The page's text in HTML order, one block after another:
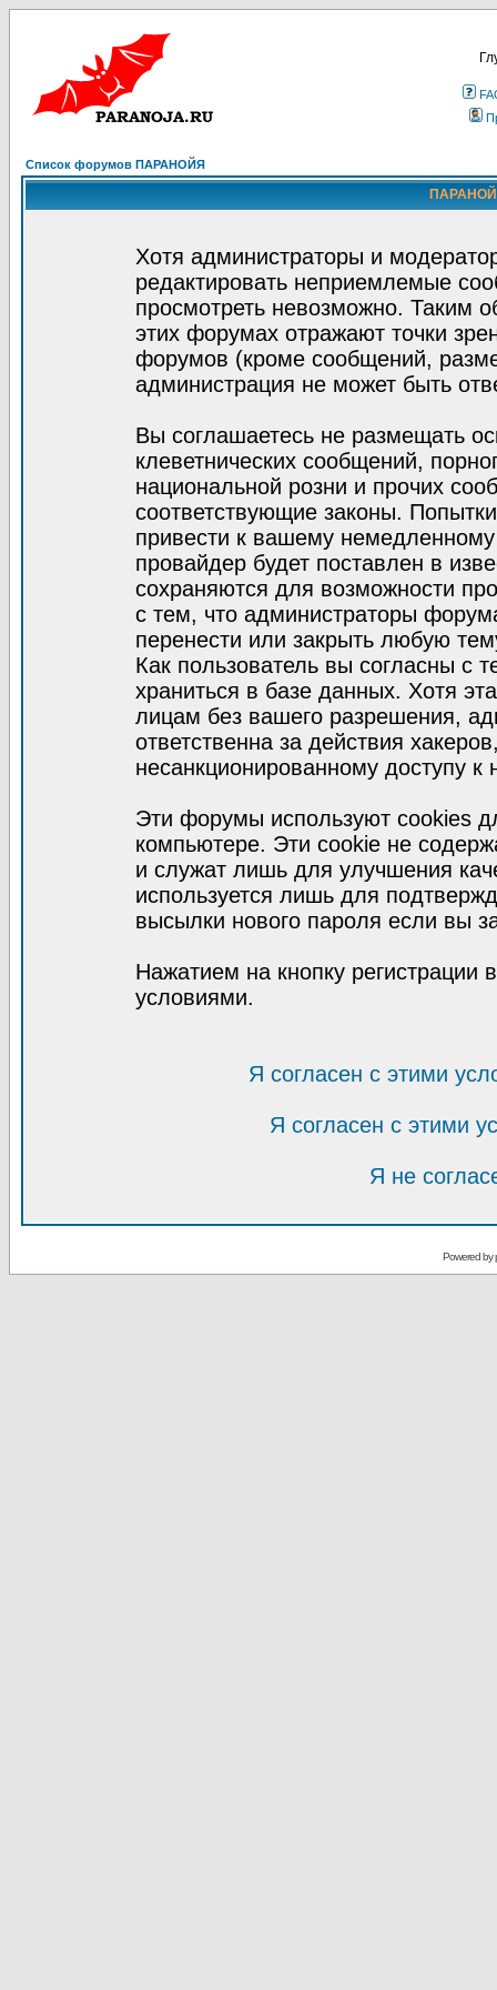
Список форумов ПАРАНОЙЯ
Хотя администраторы и
редактировать неприемлемые
просмотреть невозможно. Таким
этих форумах отражают точки
форумов (кроме сообщений,
администрация не может быть
Вы соглашаетесь не размещать
клеветнических сообщений,
национальной розни и прочих
соответствующие законы.
привести к вашему
провайдер будет поставлен в
сохраняются для возможности
с тем, что администраторы
перенести или закрыть любую
Как пользователь вы согласны с
храниться в базе данных. Хотя
лицам без вашего разрешения,
ответственна за действия
несанкционированному доступу к
Эти форумы используют cookies
компьютере. Эти cookie не
и служат лишь для улучшения
используется лишь для
высылки нового пароля если вы
Нажатием на кнопку регистрации
условиями.
Я согласен с этими
Я согласен с этими
Я не
Powered by